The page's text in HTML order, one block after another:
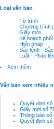
Loại văn bản
Tờ trình
Chương trình
Giấy mời
Kế hoạch
Hiến pháp
Sắc lệnh -
Luật - Pháp
Xem thêm
Văn bản xem nhiều
Quyết định số
Giấy mời số
Thông báo số
Quyết định số